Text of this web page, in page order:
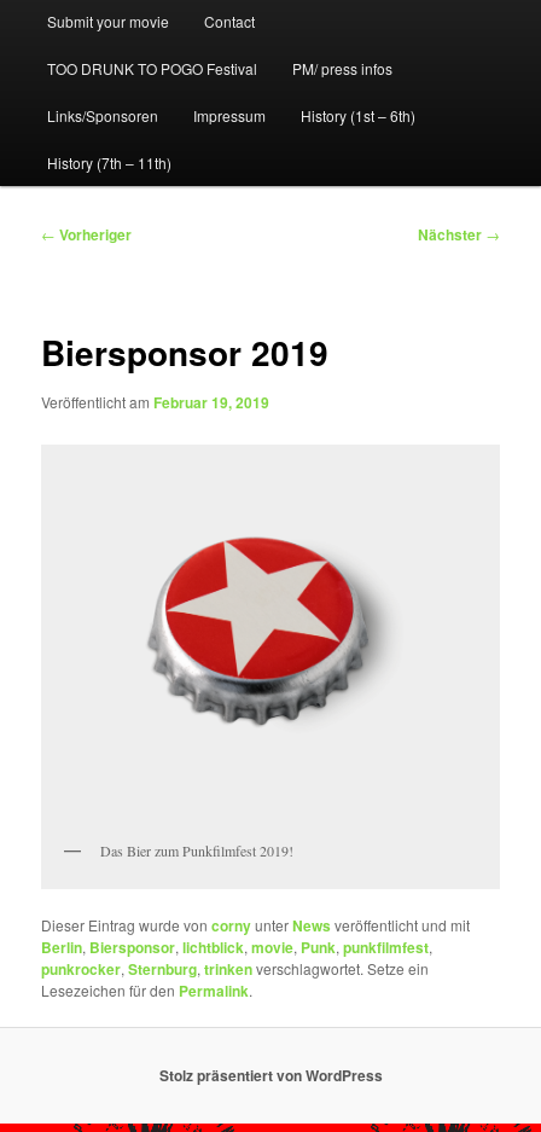
Submit your movie Contact
TOO DRUNK TO POGO Festival PM/ press infos
Links/Sponsoren Impressum History (1st – 6th)
History (7th – 11th)
Beitragsnavigation
← Vorheriger Nächster →
Biersponsor 2019
Veröffentlicht am Februar 19, 2019
Das Bier zum Punkfilmfest 2019!
Dieser Eintrag wurde voncornyunterNews veröffentlicht und mit
Berlin, Biersponsor,lichtblick,movie, Punk,punkfilmfest,
punkrocker,Sternburg,trinkenverschlagwortet. Setze ein
Lesezeichen für den Permalink.
Stolz präsentiert von WordPress